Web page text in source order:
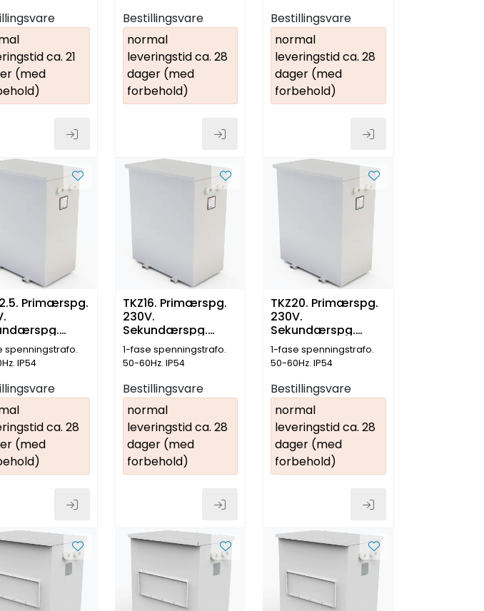
ca. 21
(med
Bestillingsvare
normal
leveringstid ca. 28
dager (med
forbehold)
Bestillingsvare
normal
leveringstid ca. 28
dager (med
forbehold)
Primærspg.
12.5kVA
spenningstrafo.
IP54
ca. 28
(med
TKZ16. Primærspg.
230V.
Sekundærspg.
230V. 16kVA
1-fase spenningstrafo.
50-60Hz. IP54
Bestillingsvare
normal
leveringstid ca. 28
dager (med
forbehold)
TKZ20. Primærspg.
230V.
Sekundærspg.
230V. 20kVA
1-fase spenningstrafo.
50-60Hz. IP54
Bestillingsvare
normal
leveringstid ca. 28
dager (med
forbehold)